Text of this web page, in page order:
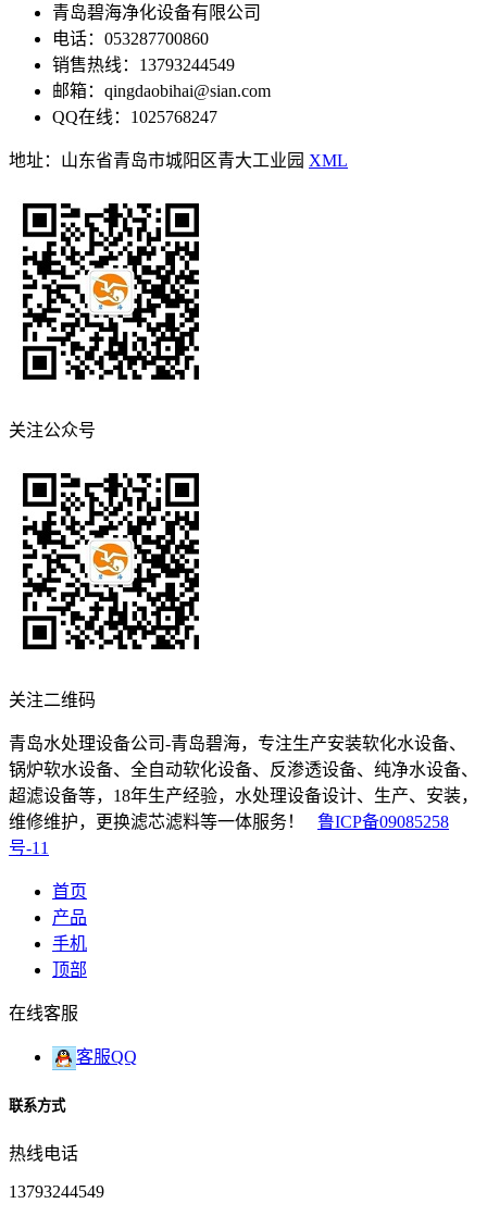
青岛碧海净化设备有限公司
电话：053287700860
销售热线：13793244549
邮箱：qingdaobihai@sian.com
QQ在线：1025768247
地址：山东省青岛市城阳区青大工业园 XML
关注公众号
关注二维码
青岛水处理设备公司-青岛碧海，专注生产安装软化水设备、
锅炉软水设备、全自动软化设备、反渗透设备、纯净水设备、
超滤设备等，18年生产经验，水处理设备设计、生产、安装，
维修维护，更换滤芯滤料等一体服务！ 鲁ICP备09085258
号-11
首页
产品
手机
顶部
在线客服
客服QQ
联系方式
热线电话
13793244549